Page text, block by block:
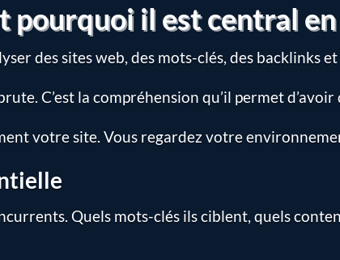
pourquoi il est central en
des sites web, des mots-clés, des backlinks
C’est la compréhension qu’il permet
votre site. Vous regardez votre
Quels mots-clés ils ciblent, quels